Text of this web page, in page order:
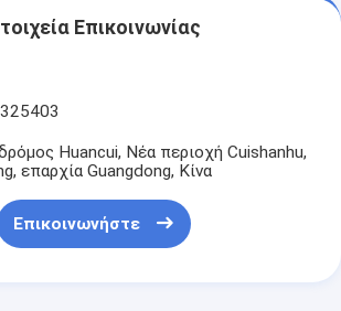
Επικοινωνίας
Huancui, Νέα περιοχή Cuishanhu,
επαρχία Guangdong, Κίνα
Επικοινωνήστε